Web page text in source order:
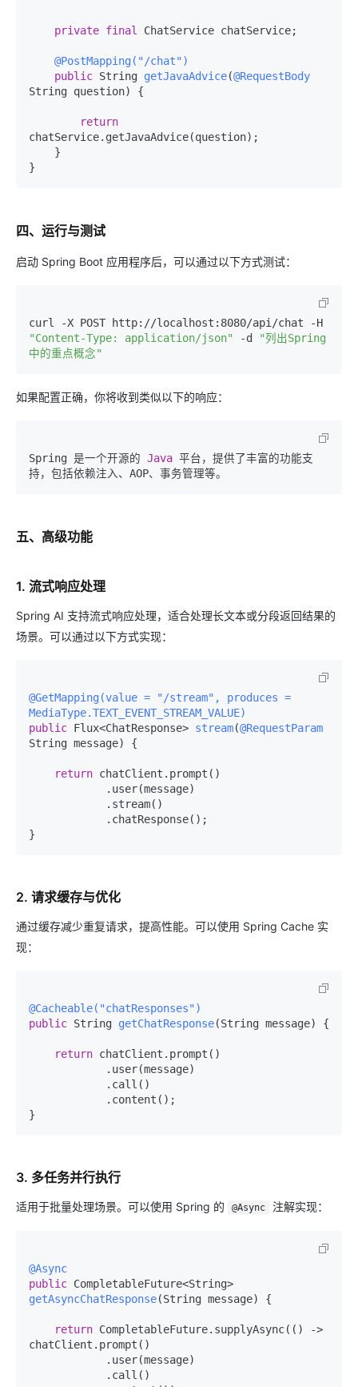
private final ChatService chatService;
@PostMapping("/chat")
public String getJavaAdvice(@RequestBody
String question)
{
return
chatService.getJavaAdvice(question);
四、运行与测试
启动 Spring Boot 应用程序后，可以通过以下方式测试：
"Content-Type: application/json"
-d
"列出Spring
中的重点概念"
如果配置正确，你将收到类似以下的响应：
Spring 是一个开源的 Java 平台，提供了丰富的功能支
五、高级功能
1. 流式响应处理
Spring AI 支持流式响应处理，适合处理长文本或分段返回结果的
场景。可以通过以下方式实现：
@GetMapping(value = "/stream", produces =
MediaType.TEXT_EVENT_STREAM_VALUE)
public Flux<ChatResponse> stream(@RequestParam
String message)
{
return chatClient.prompt()
2. 请求缓存与优化
通过缓存减少重复请求，提高性能。可以使用 Spring Cache 实
现：
@Cacheable("chatResponses")
public String getChatResponse(String message) {
return chatClient.prompt()
3. 多任务并行执行
适用于批量处理场景。可以使用 Spring 的 @Async 注解实现：
@Async
public
getAsyncChatResponse(String message) {
return CompletableFuture.supplyAsync(() ->
chatClient.prompt()